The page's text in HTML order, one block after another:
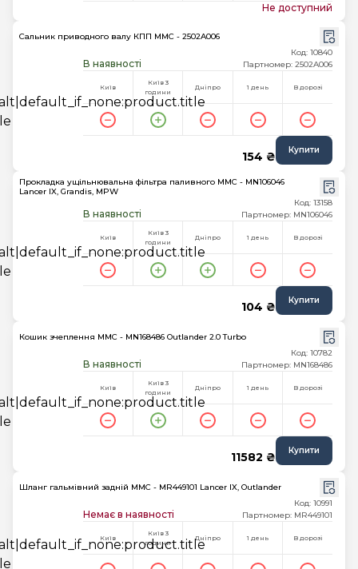
Не доступний
Сальник приводного валу КПП MMC - 2502A006
В наявності
Код: 10840
Партномер: 2502A006
Київ
Київ 3
години
Дніпро 1 день В дорозі
154 ₴ Купити
Прокладка ущільнювальна фільтра паливного MMC - MN106046
Lancer IX, Grandis, MPW
В наявності
Код: 13158
Партномер: MN106046
Київ
Київ 3
години
Дніпро 1 день В дорозі
104 ₴ Купити
Кошик зчеплення MMC - MN168486 Outlander 2.0 Turbo
В наявності
Код: 10782
Партномер: MN168486
Київ
Київ 3
години
Дніпро 1 день В дорозі
11582 ₴ Купити
Шланг гальмівний задній MMC - MR449101 Lancer IX, Outlander
Немає в наявності
Код: 10991
Партномер: MR449101
Київ
Київ 3
години
Дніпро 1 день В дорозі